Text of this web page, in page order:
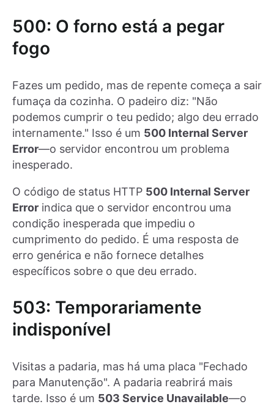
500: O forno está a pegar
fogo
Fazes um pedido, mas de repente começa a sair
fumaça da cozinha. O padeiro diz: "Não
podemos cumprir o teu pedido; algo deu errado
internamente." Isso é um 500 Internal Server
Error—o servidor encontrou um problema
inesperado.
O código de status HTTP 500 Internal Server
Error indica que o servidor encontrou uma
condição inesperada que impediu o
cumprimento do pedido. É uma resposta de
erro genérica e não fornece detalhes
específicos sobre o que deu errado.
503: Temporariamente
indisponível
Visitas a padaria, mas há uma placa "Fechado
para Manutenção". A padaria reabrirá mais
tarde. Isso é um 503 Service Unavailable—o